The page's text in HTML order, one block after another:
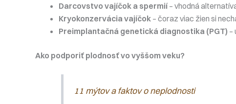
Darcovstvo vajíčok a spermií– vhodná
Kryokonzervácia vajíčok – čoraz viac žien si
Preimplantačná genetická diagnostika (PGT) –
Ako podporiť plodnosť vo vyššom veku?
11 mýtov a faktov o neplodnosti